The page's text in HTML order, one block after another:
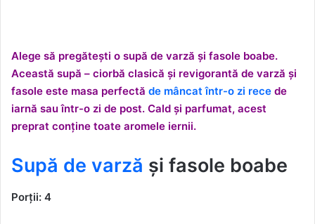
Alege să pregătești o supă de varză și fasole boabe.
Această supă – ciorbă clasică și revigorantă de varză și
fasole este masa perfectă de mâncat într-o zi rece de
iarnă sau într-o zi de post. Cald și parfumat, acest
preprat conține toate aromele iernii.
Supă de varză și fasole boabe
Porții: 4